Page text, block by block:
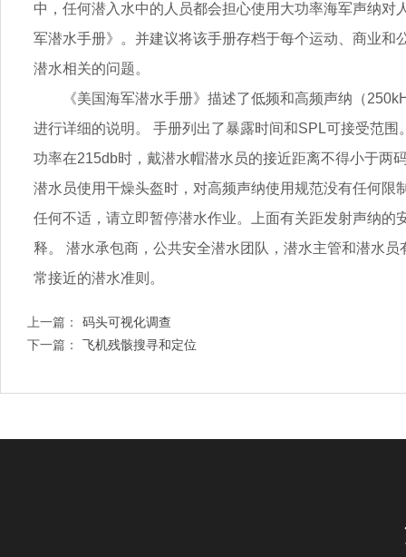
中，任何潜入水中的人员都会担心使用大功率海军声纳
军潜水手册》。并建议将该手册存档于每个运动、商业
潜水相关的问题。
《美国海军潜水手册》描述了低频和高频声纳（
进行详细的说明。 手册列出了暴露时间和SPL可接受范围
功率在215db时，戴潜水帽潜水员的接近距离不得小于两
潜水员使用干燥头盔时，对高频声纳使用规范没有任何
任何不适，请立即暂停潜水作业。上面有关距发射声纳
释。 潜水承包商，公共安全潜水团队，潜水主管和潜水
常接近的潜水准则。
上一篇：
码头可视化调查
下一篇：
飞机残骸搜寻和定位